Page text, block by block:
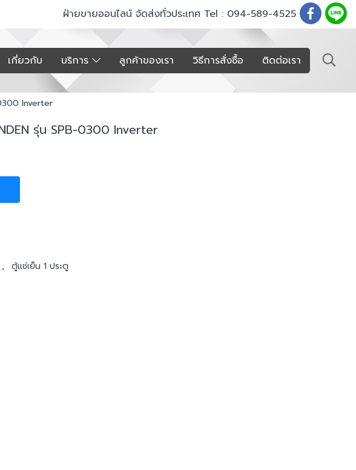
ฝ่ายขายออนไลน์ จัดส่งทั่วประเทศ Tel : 094-589-4525
เกี่ยวกับ บริการ ลูกค้าของเรา วิธีการสั่งซื้อ ติดต่อเรา
Inverter
รุ่น SPB-0300 Inverter
, ตู้แช่เย็น 1 ประตู